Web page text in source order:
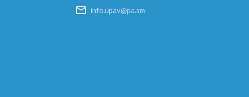
info.upav@pa.sm